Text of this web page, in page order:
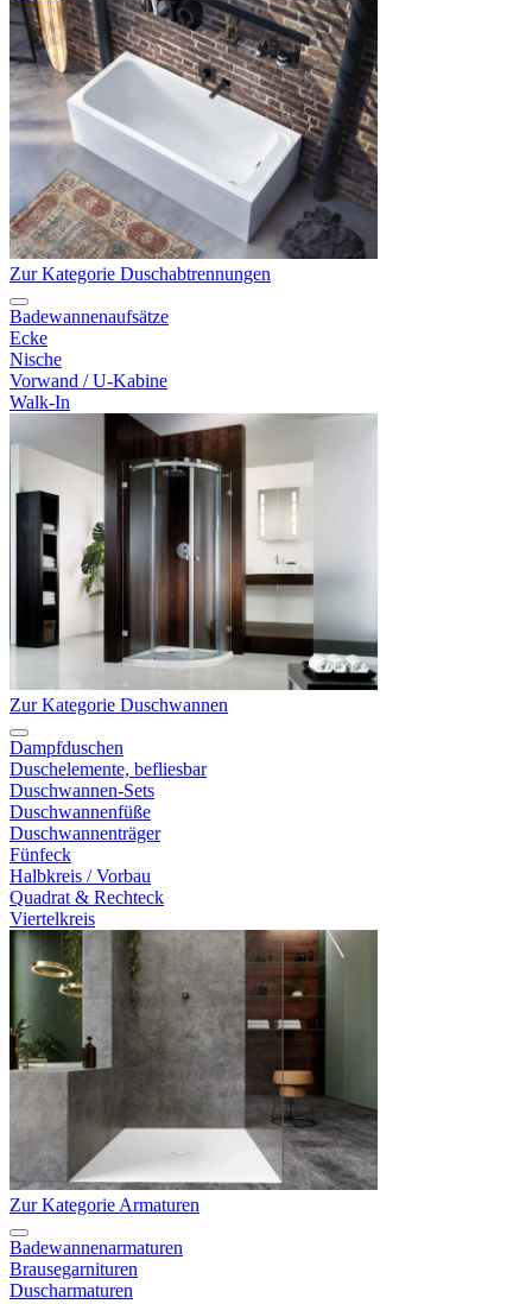
Zur Kategorie Duschabtrennungen
Badewannenaufsätze
Ecke
Nische
Vorwand / U-Kabine
Walk-In
Zur Kategorie Duschwannen
Dampfduschen
Duschelemente, befliesbar
Duschwannen-Sets
Duschwannenfüße
Duschwannenträger
Fünfeck
Halbkreis / Vorbau
Quadrat & Rechteck
Viertelkreis
Zur Kategorie Armaturen
Badewannenarmaturen
Brausegarnituren
Duscharmaturen